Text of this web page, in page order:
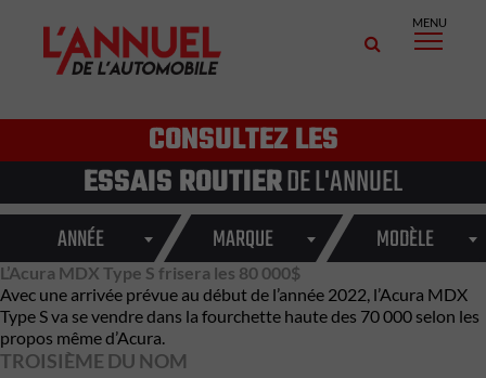
MENU
CONSULTEZ LES
ESSAIS ROUTIERDE L'ANNUEL
ANNÉE MARQUE MODÈLE
L’Acura MDX Type S frisera les 80 000$
Avec une arrivée prévue au début de l’année 2022, l’Acura MDX
Type S va se vendre dans la fourchette haute des 70 000 selon les
propos même d’Acura.
TROISIÈME DU NOM